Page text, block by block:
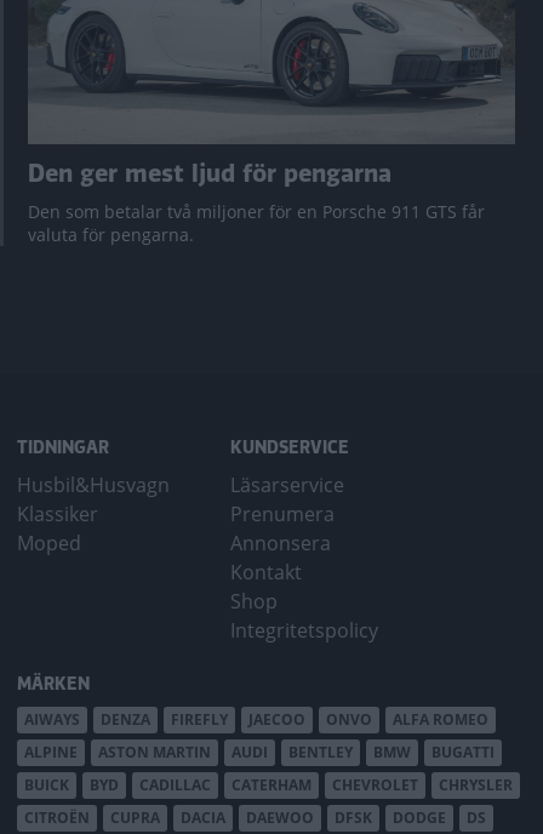
Den ger mest ljud för pengarna
Den som betalar två miljoner för en Porsche 911 GTS får
valuta för pengarna.
TIDNINGAR
Husbil&Husvagn
Klassiker
Moped
KUNDSERVICE
Läsarservice
Prenumera
Annonsera
Kontakt
Shop
Integritetspolicy
MÄRKEN
AIWAYS DENZA FIREFLY JAECOO ONVO
ALFA ROMEO
ALPINE
ASTON MARTIN AUDI BENTLEY BMW
BUGATTI
BUICK
BYD CADILLAC CATERHAM CHEVROLET
CHRYSLER
CITROËN
CUPRA DACIA DAEWOO DFSK DODGE DS